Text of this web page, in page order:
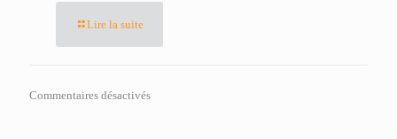
Lire la suite
Commentaires désactivés